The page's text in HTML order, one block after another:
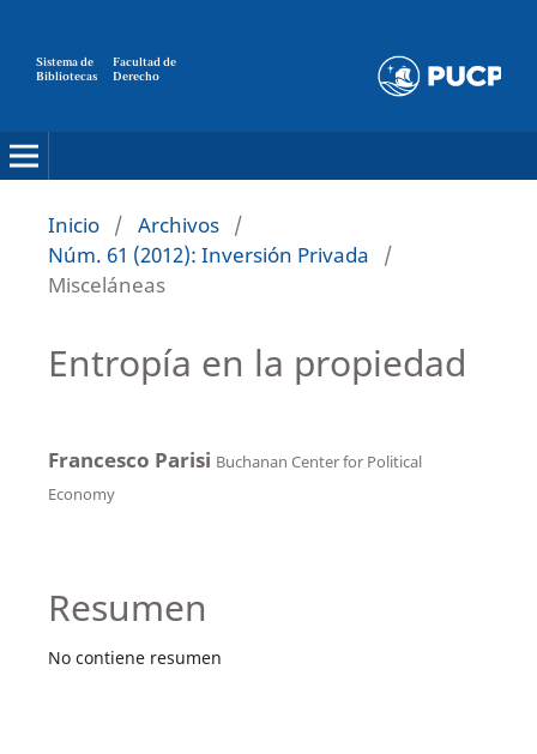
Sistema de
Bibliotecas
Facultad de
Derecho
Inicio / Archivos /
Núm. 61 (2012): Inversión Privada
/
Misceláneas
Entropía en la propiedad
Francesco Parisi Buchanan Center for Political
Economy
Resumen
No contiene resumen